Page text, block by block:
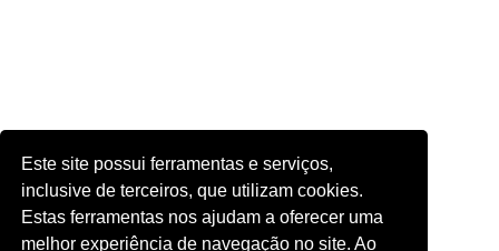
Este site possui ferramentas e serviços,
inclusive de terceiros, que utilizam cookies.
Estas ferramentas nos ajudam a oferecer uma
melhor experiência de navegação no site. Ao